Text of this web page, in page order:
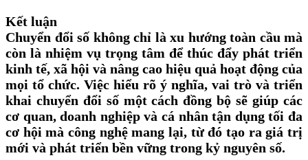
Kết luận
Chuyển đổi số không chỉ là xu hướng toàn cầu mà
còn là nhiệm vụ trọng tâm để thúc đẩy phát triển
kinh tế, xã hội và nâng cao hiệu quả hoạt động của
mọi tổ chức. Việc hiểu rõ ý nghĩa, vai trò và triển
khai chuyển đổi số một cách đồng bộ sẽ giúp các
cơ quan, doanh nghiệp và cá nhân tận dụng tối đa
cơ hội mà công nghệ mang lại, từ đó tạo ra giá trị
mới và phát triển bền vững trong kỷ nguyên số.